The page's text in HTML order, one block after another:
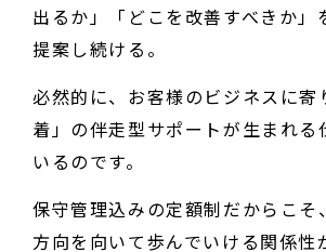
出るか」「どこを改善すべきか」
提案し続ける。
必然的に、お客様のビジネスに寄
着」の伴走型サポートが生まれる
いるのです。
保守管理込みの定額制だからこそ
方向を向いて歩んでいける関係性